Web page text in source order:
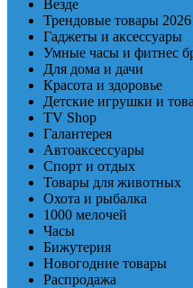
Везде
Трендовые товары 2026
Гаджеты и аксессуары
Умные часы и фитнес
Для дома и дачи
Красота и здоровье
Детские игрушки и
TV Shop
Галантерея
Автоаксессуары
Спорт и отдых
Товары для животных
Охота и рыбалка
1000 мелочей
Часы
Бижутерия
Новогодние товары
Распродажа